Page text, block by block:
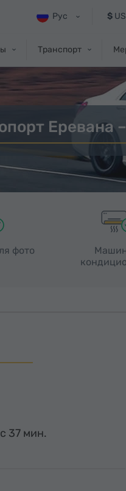
$
Рус
Транспорт
Еревана
фото
37 мин.